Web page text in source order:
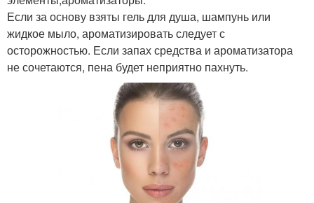
Если за основу взяты гель для душа, шампунь или
жидкое мыло, ароматизировать следует с
осторожностью. Если запах средства и ароматизатора
не сочетаются, пена будет неприятно пахнуть.